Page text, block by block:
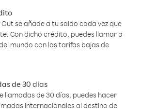
se añade a tu saldo cada vez que
Con dicho crédito, puedes llamar a
mundo con las tarifas bajas de
de 30 días
llamadas de 30 días, puedes hacer
internacionales al destino de